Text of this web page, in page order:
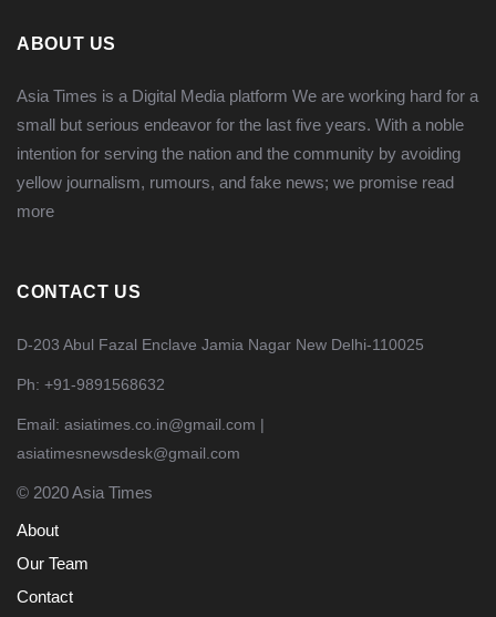
ABOUT US
Asia Times is a Digital Media platform We are working hard for a
small but serious endeavor for the last five years. With a noble
intention for serving the nation and the community by avoiding
yellow journalism, rumours, and fake news; we promise read
more
CONTACT US
D-203 Abul Fazal Enclave Jamia Nagar New Delhi-110025
Ph: +91-9891568632
Email: asiatimes.co.in@gmail.com |
asiatimesnewsdesk@gmail.com
© 2020 Asia Times
About
Our Team
Contact